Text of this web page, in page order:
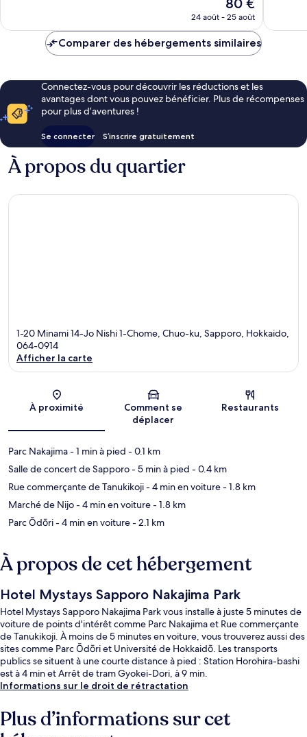
nouveau
est
de
80 €
24 août - 25 août
Comparer des hébergements similaires
Connectez-vous pour découvrir les réductions et les
avantages dont vous pouvez bénéficier. Plus de récompenses
pour plus d’aventures !
Se connecter S’inscrire gratuitement
À propos du quartier
1-20 Minami 14-Jo Nishi 1-Chome, Chuo-ku, Sapporo, Hokkaido,
064-0914
Afficher la carte
À proximité
Comment se
déplacer
Restaurants
Parc Nakajima- 1 min à pied - 0.1 km
Salle de concert de Sapporo- 5 min à pied - 0.4 km
Rue commerçante de Tanukikoji- 4 min en voiture- 1.8 km
Marché de Nijo- 4 min en voiture- 1.8 km
Parc Ōdōri- 4 min en voiture- 2.1 km
À propos de cet hébergement
Hotel Mystays Sapporo Nakajima Park
Hotel Mystays Sapporo Nakajima Park vous installe à juste 5 minutes de
voiture de points d'intérêt comme Parc Nakajima et Rue commerçante
de Tanukikoji. À moins de 5 minutes en voiture, vous trouverez aussi des
sites comme Parc Ōdōri et Université de Hokkaidō. Les transports
publics se situent à une courte distance à pied : Station Horohira-bashi
est à 4 min et Arrêt de tram Gyokei-Dori, à 9 min.
Informations sur le droit de rétractation
Plus d’informations sur cet